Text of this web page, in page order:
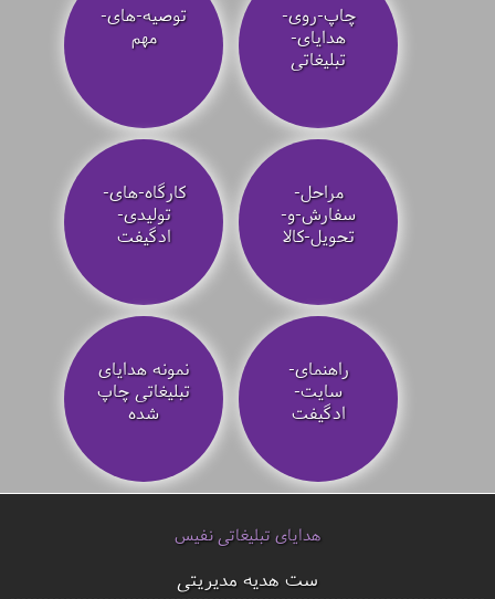
چاپ-روی-
هدایای-
تبلیغاتی
توصیه‌-های-
مهم
مراحل-
سفارش-و-
تحویل-کالا
کارگاه-های-
تولیدی-
ادگیفت
راهنمای-
سایت-
ادگیفت
نمونه هدایای
تبلیغاتی چاپ
شده
هدایای تبلیغاتی نفیس
ست هدیه مدیریتی